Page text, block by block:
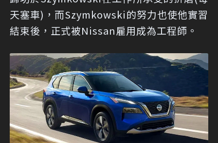
天塞車)，而Szymkowski的努力也使他實習
結束後，正式被Nissan雇用成為工程師。